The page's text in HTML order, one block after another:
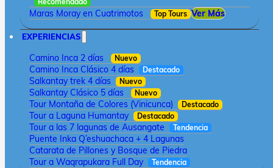
Maras Moray en Cuatrimotos Top Tours Ver Más
EXPERIENCIAS
Camino Inca 2 días Nuevo
Camino Inca Clásico 4 días Destacado
Salkantay trek 4 días Nuevo
Salkantay Clásico 5 días Nuevo
Tour Montaña de Colores (Vinicunca) Destacado
Tour a Laguna Humantay Destacado
Tour a las 7 lagunas de Ausangate Tendencia
Puente Inka Q’eshuachaca + 4 Lagunas
Catarata de Pillones y Bosque de Piedra
Tour a Waqrapukara Full Day
Tendencia